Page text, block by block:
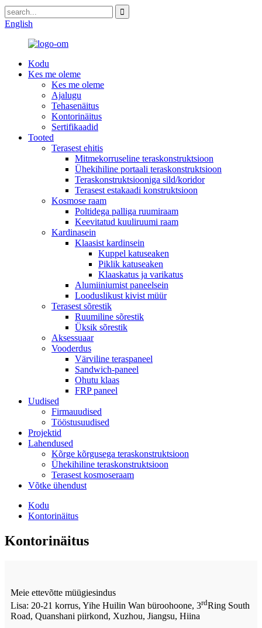
English
Kodu
Kes me oleme
Kes me oleme
Ajalugu
Tehasenäitus
Kontorinäitus
Sertifikaadid
Tooted
Terasest ehitis
Mitmekorruseline teraskonstruktsioon
Ühekihiline portaali teraskonstruktsioon
Teraskonstruktsiooniga sild/koridor
Terasest estakaadi konstruktsioon
Kosmose raam
Poltidega palliga ruumiraam
Keevitatud kuuliruumi raam
Kardinasein
Klaasist kardinsein
Kuppel katuseaken
Piklik katuseaken
Klaaskatus ja varikatus
Alumiiniumist paneelsein
Looduslikust kivist müür
Terasest sõrestik
Ruumiline sõrestik
Üksik sõrestik
Aksessuaar
Vooderdus
Värviline teraspaneel
Sandwich-paneel
Ohutu klaas
FRP paneel
Uudised
Firmauudised
Tööstusuudised
Projektid
Lahendused
Kõrge kõrgusega teraskonstruktsioon
Ühekihiline teraskonstruktsioon
Terasest kosmoseraam
Võtke ühendust
Kodu
Kontorinäitus
Kontorinäitus
Meie ettevõtte müügiesindus
Lisa: 20-21 korrus, Yihe Huilin Wan büroohoone, 3rdRing South
Road, Quanshani piirkond, Xuzhou, Jiangsu, Hiina